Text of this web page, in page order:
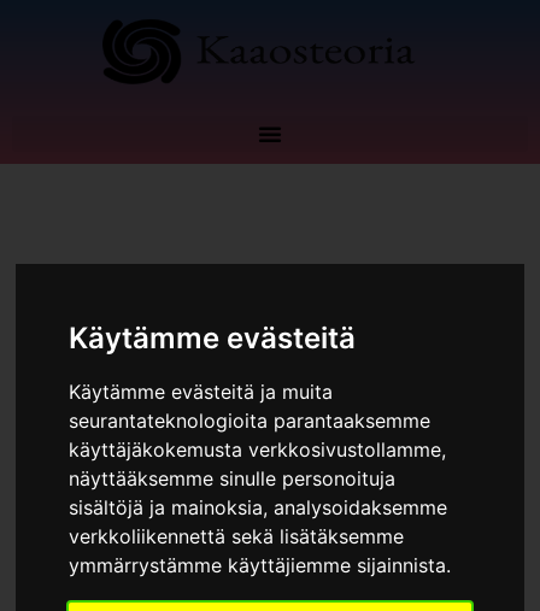
Käytämme evästeitä
Käytämme evästeitä ja muita
seurantateknologioita parantaaksemme
käyttäjäkokemusta verkkosivustollamme,
näyttääksemme sinulle personoituja
sisältöjä ja mainoksia, analysoidaksemme
verkkoliikennettä sekä lisätäksemme
ymmärrystämme käyttäjiemme sijainnista.